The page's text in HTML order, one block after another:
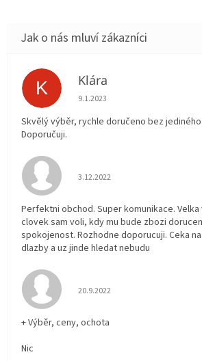
K Klára
Hodnocení obchodu je 5 z 5
9.1.2023
Skvělý výběr, rychle doručeno bez
Doporučuji.
Hodnocení obchodu je 5 z 5
3.12.2022
Perfektni obchod. Super komunikace.
clovek sam voli, kdy mu bude zbozi
spokojenost. Rozhodne doporucuji. Ceka
dlazby a uz jinde hledat nebudu
Hodnocení obchodu je 5 z 5
20.9.2022
+ Výběr, ceny, ochota
Nic